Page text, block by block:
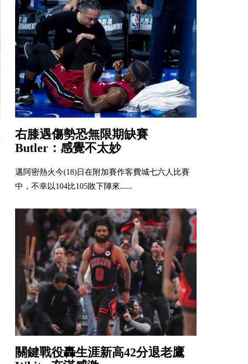
右膝遇傷勢恐無限期缺賽
Butler：感覺不太妙
邁阿密熱火今(18)日在附加賽作客費城七六人比賽
中，不幸以104比105敗下陣來......
關鍵戰役轟生涯新高42分退老鷹